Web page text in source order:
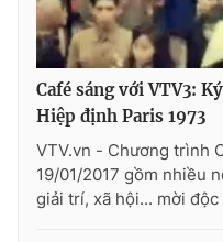
THỜI BÁO VTV
Theo dõi báo trên
Café sáng với VTV3:
Hiệp định Paris 1973
VTV.vn - Chương trình
19/01/2017 gồm nhiều
giải trí, xã hội... mời